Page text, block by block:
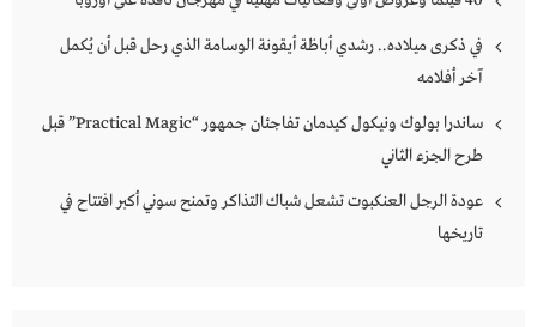
في ذكرى ميلاده.. رشدي أباظة أيقونة الوسامة الذي رحل قبل أن يُكمل
آخر أفلامه
ساندرا بولوك ونيكول كيدمان تفاجئان جمهور “Practical Magic” قبل
طرح الجزء الثاني
عودة الرجل العنكبوت تشعل شباك التذاكر وتمنح سوني أكبر افتتاح في
تاريخها